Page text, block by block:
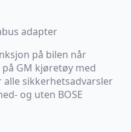
adapter
på bilen når
GM kjøretøy med
alle sikkerhetsadvarsler
og uten BOSE